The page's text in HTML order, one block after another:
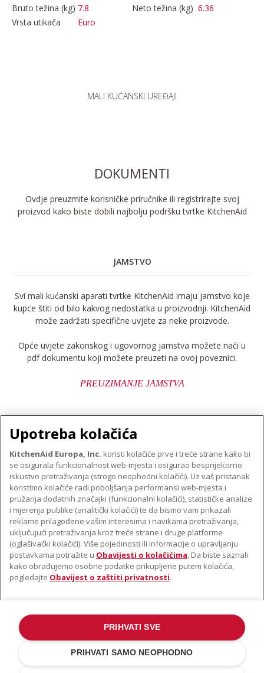
Bruto težina (kg) 7.8 Neto težina (kg) 6.36
Vrsta utikača
Euro
MALI KUĆANSKI UREĐAJI
DOKUMENTI
Ovdje preuzmite korisničke priručnike ili registrirajte svoj
proizvod kako biste dobili najbolju podršku tvrtke KitchenAid
JAMSTVO
Svi mali kućanski aparati tvrtke KitchenAid imaju jamstvo koje
kupce štiti od bilo kakvog nedostatka u proizvodnji. KitchenAid
može zadržati specifične uvjete za neke proizvode.
Opće uvjete zakonskog i ugovornog jamstva možete naći u
pdf dokumentu koji možete preuzeti na ovoj poveznici.
PREUZIMANJE JAMSTVA
O TVRTKI KITCHENAID
Robna marka
Povijest
ODR
PODRŠKA
Pronađi trgovinu
Jamstvo i dokumenti
PRATITE NAS
©2022. Sva prava pridržana. KitchenAid i dizajn samostojećeg miksera
zaštitni su znakovi u SAD-u. i u drugim državama .
Obavijest o zaštiti privatnosti.Kolačić.Ostale države
Upotreba kolačića
KitchenAid Europa, Inc. koristi kolačiće prve i treće strane kako bi
se osigurala funkcionalnost web-mjesta i osigurao besprijekorno
iskustvo pretraživanja (strogo neophodni kolačići). Uz vaš pristanak
koristimo kolačiće radi poboljšanja performansi web-mjesta i
pružanja dodatnih značajki (funkcionalni kolačići), statističke analize
i mjerenja publike (analitički kolačići) te da bismo vam prikazali
reklame prilagođene vašim interesima i navikama pretraživanja,
uključujući pretraživanja kroz treće strane i druge platforme
(oglašivački kolačići). Više pojedinosti ili informacije o upravljanju
postavkama potražite u Obavijesti o kolačićima. Da biste saznali
kako obrađujemo osobne podatke prikupljene putem kolačića,
pogledajte Obavijest o zaštiti privatnosti.
PRIHVATI SAMO NEOPHODNO
PRIHVATI SVE